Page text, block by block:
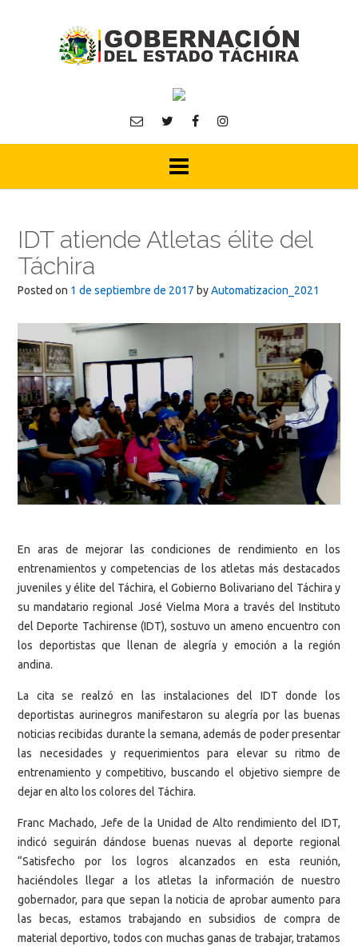
IDT atiende Atletas élite del
Táchira
Posted on 1 de septiembre de 2017 byAutomatizacion_2021
En aras de mejorar las condiciones de rendimiento en los
entrenamientos y competencias de los atletas más destacados
juveniles y élite del Táchira, el Gobierno Bolivariano del Táchira y
su mandatario regional José Vielma Mora a través del Instituto
del Deporte Tachirense (IDT), sostuvo un ameno encuentro con
los deportistas que llenan de alegría y emoción a la región
andina.
La cita se realzó en las instalaciones del IDT donde los
deportistas aurinegros manifestaron su alegría por las buenas
noticias recibidas durante la semana, además de poder presentar
las necesidades y requerimientos para elevar su ritmo de
entrenamiento y competitivo, buscando el objetivo siempre de
dejar en alto los colores del Táchira.
Franc Machado, Jefe de la Unidad de Alto rendimiento del IDT,
indicó seguirán dándose buenas nuevas al deporte regional
“Satisfecho por los logros alcanzados en esta reunión,
haciéndoles llegar a los atletas la información de nuestro
gobernador, para que sepan la noticia de aprobar aumento para
las becas, estamos trabajando en subsidios de compra de
material deportivo, todos con muchas ganas de trabajar, tratamos